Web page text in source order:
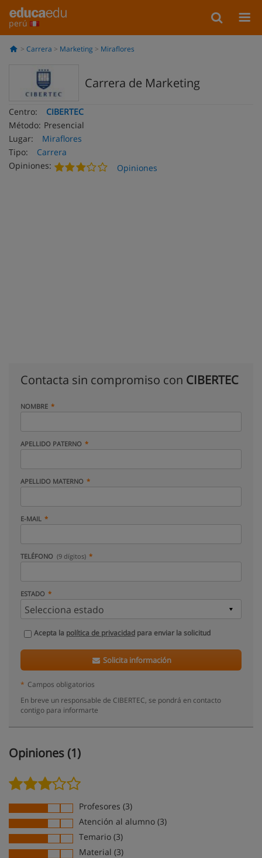
perú
Carrera Marketing Miraflores
Carrera de Marketing
Centro:
CIBERTEC
Método: Presencial
Lugar:
Miraflores
Tipo:
Carrera
Opiniones:
Opiniones
Contacta sin compromiso con CIBERTEC
NOMBRE
APELLIDO PATERNO
APELLIDO MATERNO
E-MAIL
TELÉFONO (9 dígitos)
ESTADO
Acepta la política de privacidad para enviar la solicitud
Solicita información
* Campos obligatorios
En breve un responsable de CIBERTEC, se pondrá en contacto
contigo para informarte
Opiniones (1)
Profesores (3)
Atención al alumno (3)
Temario (3)
Material (3)